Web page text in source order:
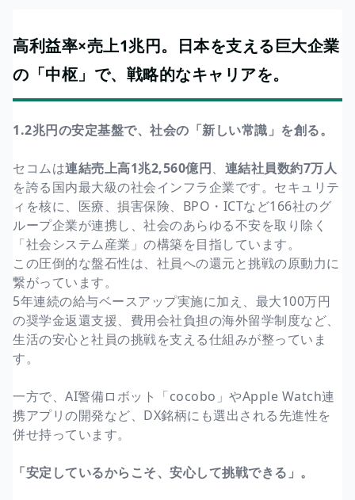
高利益率×売上1兆円。日本を支える巨大企業
の「中枢」で、戦略的なキャリアを。
1.2兆円の安定基盤で、社会の「新しい常識」を創る。
セコムは連結売上高1兆2,560億円、 連結社員数約7万人
を誇る国内最大級の社会インフラ企業です。セキュリテ
ィを核に、医療、損害保険、BPO・ICTなど166社のグ
ループ企業が連携し、社会のあらゆる不安を取り除く
「社会システム産業」の構築を目指しています。
この圧倒的な盤石性は、社員への還元と挑戦の原動力に
繋がっています。
5年連続の給与ベースアップ実施に加え、最大100万円
の奨学金返還支援、費用会社負担の海外留学制度など、
生活の安心と社員の挑戦を支える仕組みが整っていま
す。
一方で、AI警備ロボット「cocobo」やApple Watch連
携アプリの開発など、DX銘柄にも選出される先進性を
併せ持っています。
「安定しているからこそ、安心して挑戦できる」。